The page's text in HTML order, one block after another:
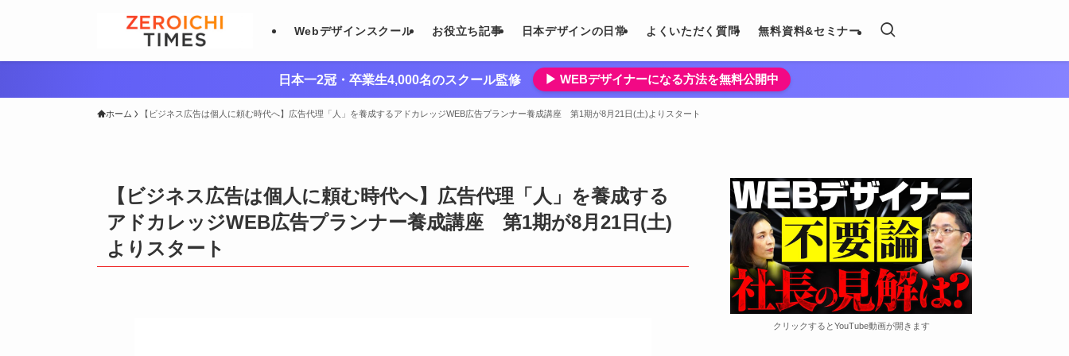
Webデザインスクール お役立ち記事 日本デザインの日常 よくいただく質問 無料資料&セミナー
日本一2冠・卒業生4,000名のスクール監修 ▶︎ WEBデザイナーになる方法を無料公開中
ホーム 【ビジネス広告は個人に頼む時代へ】広告代理「人」を養成するアドカレッジWEB広告プランナー養成講座 第1期が8月21日(土)よりスタート
【ビジネス広告は個人に頼む時代へ】広告代理「人」を養成する
アドカレッジWEB広告プランナー養成講座 第1期が8月21日(土)
よりスタート
クリックするとYouTube動画が開きます